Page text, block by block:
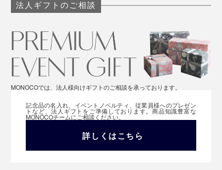
法人ギフトのご相談
MONOCOでは、法人様向けギフトのご相談を承っております。
記念品の名入れ、イベントノベルティ、従業員様へのプレゼン
トなど、法人ギフトをご準備しております。商品知識豊富な
MONOCOチームにご相談ください。
詳しくはこちら